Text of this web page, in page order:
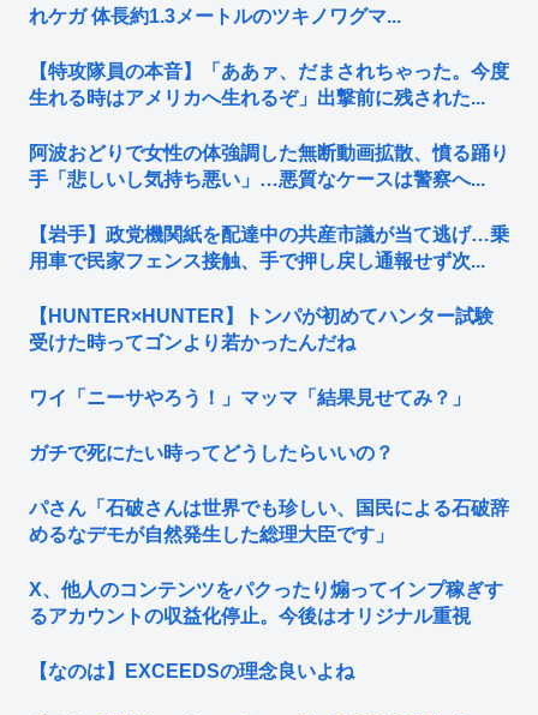
れケガ 体長約1.3メートルのツキノワグマ...
【特攻隊員の本音】「ああァ、だまされちゃった。今度
生れる時はアメリカへ生れるぞ」出撃前に残された...
阿波おどりで女性の体強調した無断動画拡散、憤る踊り
手「悲しいし気持ち悪い」…悪質なケースは警察へ...
【岩手】政党機関紙を配達中の共産市議が当て逃げ…乗
用車で民家フェンス接触、手で押し戻し通報せず次...
【HUNTER×HUNTER】トンパが初めてハンター試験
受けた時ってゴンより若かったんだね
ワイ「ニーサやろう！」マッマ「結果見せてみ？」
ガチで死にたい時ってどうしたらいいの？
パさん「石破さんは世界でも珍しい、国民による石破辞
めるなデモが自然発生した総理大臣です」
X、他人のコンテンツをパクったり煽ってインプ稼ぎす
るアカウントの収益化停止。今後はオリジナル重視
【なのは】EXCEEDSの理念良いよね